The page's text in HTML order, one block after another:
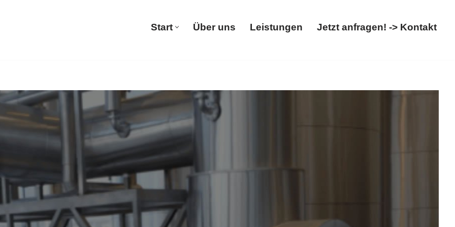
Start Über uns Leistungen Jetzt anfragen! -> Kontakt